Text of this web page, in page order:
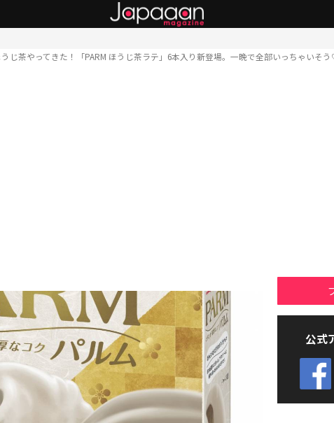
うじ茶やってきた！「PARM ほうじ茶ラテ」6本入り新登場。一晩で全部いっちゃいそ
公式